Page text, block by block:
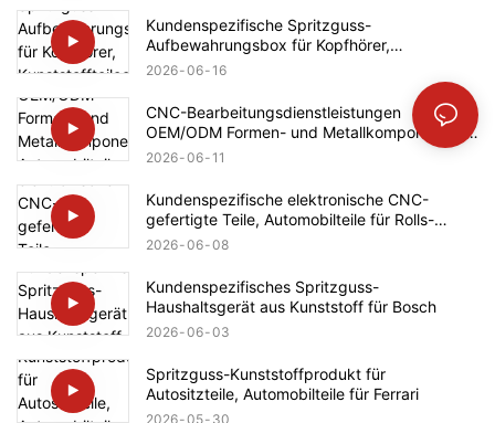
Kundenspezifische Spritzguss-
Aufbewahrungsbox für Kopfhörer,
Kunststoffteileentwicklung, Automobilteile für
2026 06 16
CNC-Bearbeitungsdienstleistungen
OEM/ODM Formen- und Metallkomponenten
Automobilteile für Mercedes-Benz
2026 06 11
Kundenspezifische elektronische CNC-
gefertigte Teile, Automobilteile für Rolls-
Royce
2026 06 08
Kundenspezifisches Spritzguss-
Haushaltsgerät aus Kunststoff für Bosch
2026 06 03
Spritzguss-Kunststoffprodukt für
Autositzteile, Automobilteile für Ferrari
2026 05 30